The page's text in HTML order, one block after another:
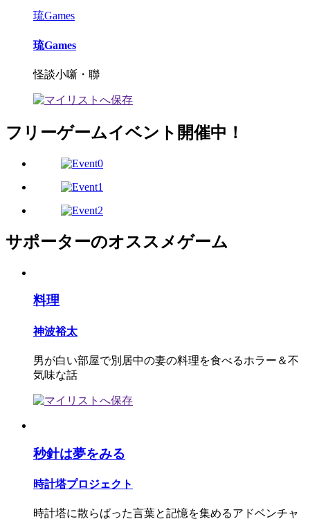
琉Games
琉Games
怪談小噺・聯
フリーゲームイベント開催中！
サポーターのオススメゲーム
料理
神波裕太
男が白い部屋で別居中の妻の料理を食べるホラー＆不
気味な話
秒針は夢をみる
時計塔プロジェクト
時計塔に散らばった言葉と記憶を集めるアドベンチャ